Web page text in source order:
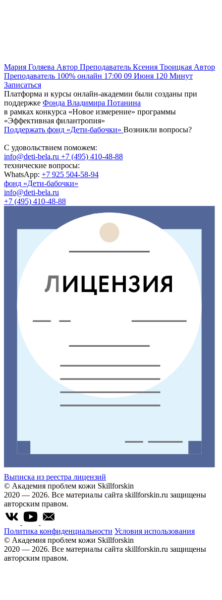
Мария Голяева Автор Преподаватель Ксения Троицкая Автор
Преподаватель 100% онлайн 17:00 09 Июня 120 Минут
Записаться
Платформа и курсы онлайн-академии были созданы при
поддержке Фонда Владимира Потанина
в рамках конкурса «Новое измерение» программы
«Эффективная филантропия»
Поддержать фонд «Дети-бабочки» Возникли вопросы?
С удовольствием поможем:
info@deti-bela.ru +7 (495) 410-48-88
технические вопросы:
WhatsApp: +7 925 504-58-94
фонд «Дети-бабочки»
info@deti-bela.ru
+7 (495) 410-48-88
Выписка из реестра лицензий
© Академия проблем кожи Skillforskin
2020 — 2026. Все материалы сайта skillforskin.ru защищены
авторским правом.
Политика конфиденциальности Условия использования
© Академия проблем кожи Skillforskin
2020 — 2026. Все материалы сайта skillforskin.ru защищены
авторским правом.